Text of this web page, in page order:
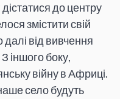
дістатися до центру
змістити свій
від вивчення
іншого боку,
війну в Африці.
село будуть